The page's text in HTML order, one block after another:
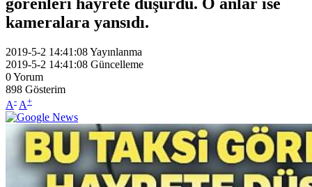
kameralara yansıdı.
2019-5-2 14:41:08Yayınlanma
2019-5-2 14:41:08 Güncelleme
0Yorum
898 Gösterim
A- A+